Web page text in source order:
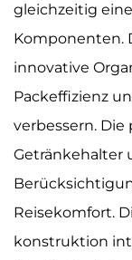
gleichzeitig
Komponenten.
innovative
Packeffizienz
verbessern.
Getränkehalter
Reisekomfort.
konstruktion